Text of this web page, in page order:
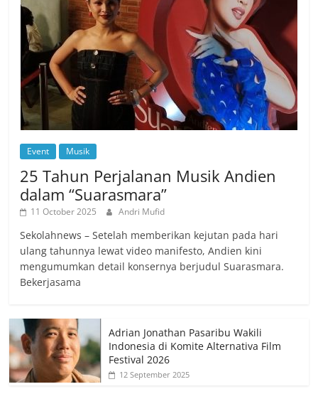
Event Musik
25 Tahun Perjalanan Musik Andien
dalam “Suarasmara”
11 October 2025 Andri Mufid
Sekolahnews – Setelah memberikan kejutan pada hari
ulang tahunnya lewat video manifesto, Andien kini
mengumumkan detail konsernya berjudul Suarasmara.
Bekerjasama
Adrian Jonathan Pasaribu Wakili
Indonesia di Komite Alternativa Film
Festival 2026
12 September 2025